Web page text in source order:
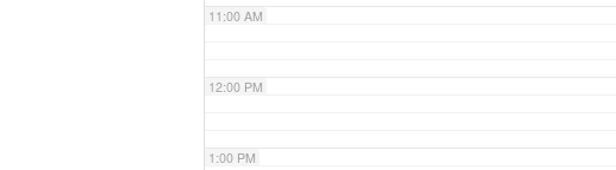
11:00 AM
12:00 PM
1:00 PM